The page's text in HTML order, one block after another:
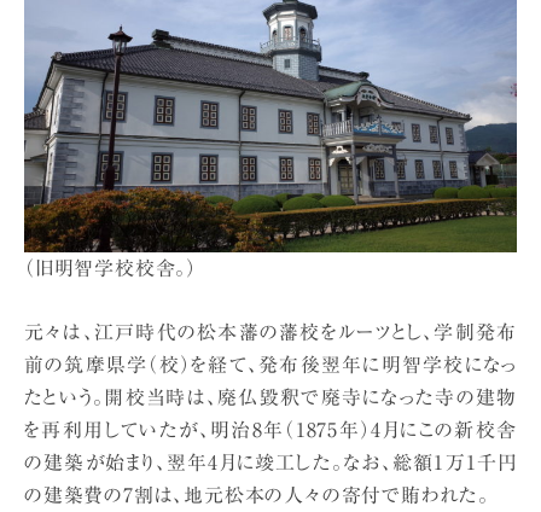
（旧明智学校校舎。）
元々は、江戸時代の松本藩の藩校をルーツとし、学制発布
前の筑摩県学（校）を経て、発布後翌年に明智学校になっ
たという。開校当時は、廃仏毀釈で廃寺になった寺の建物
を再利用していたが、明治8年（1875年）4月にこの新校舎
の建築が始まり、翌年4月に竣工した。なお、総額1万1千円
の建築費の7割は、地元松本の人々の寄付で賄われた。